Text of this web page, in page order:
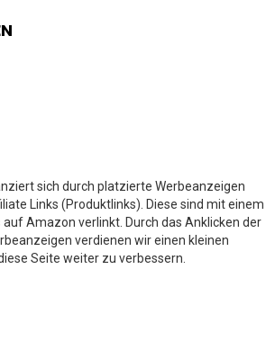
sich durch platzierte Werbeanzeigen
Links (Produktlinks). Diese sind mit einem
Amazon verlinkt. Durch das Anklicken der
verdienen wir einen kleinen
Seite weiter zu verbessern.